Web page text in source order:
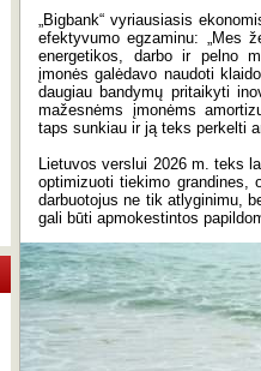
„Bigbank“ vyriausiasis
efektyvumo egzaminu: „Mes
energetikos, darbo ir pelno
įmonės galėdavo naudoti
daugiau bandymų pritaikyti
mažesnėms įmonėms
taps sunkiau ir ją teks perkelti
Lietuvos verslui 2026 m. teks
optimizuoti tiekimo grandines,
darbuotojus ne tik atlyginimu,
gali būti apmokestintos